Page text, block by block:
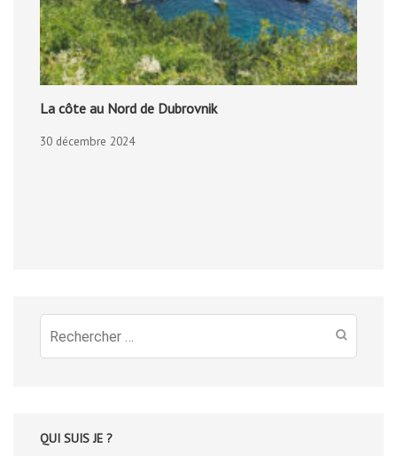
La côte au Nord de Dubrovnik
30 décembre 2024
Recherche
pour
QUI SUIS JE ?